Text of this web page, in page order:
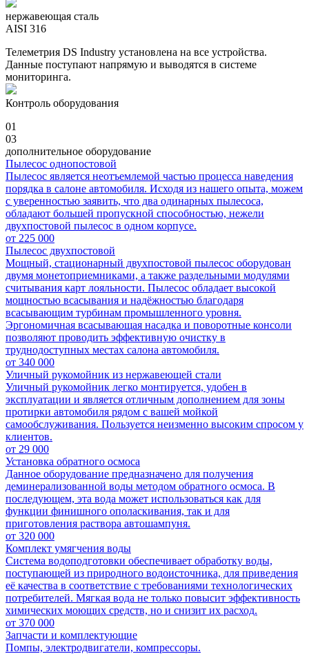
нержавеющая сталь
AISI 316
Телеметрия DS Industry установлена на все устройства.
Данные поступают напрямую и выводятся в системе
мониторинга.
Контроль оборудования
01
03
дополнительное оборудование
Пылесос однопостовой
Пылесос является неотъемлемой частью процесса наведения
порядка в салоне автомобиля. Исходя из нашего опыта, можем
с уверенностью заявить, что два одинарных пылесоса,
обладают большей пропускной способностью, нежели
двухпостовой пылесос в одном корпусе.
от 225 000
Пылесос двухпостовой
Мощный, стационарный двухпостовой пылесос оборудован
двумя монетоприемниками, а также раздельными модулями
считывания карт лояльности. Пылесос обладает высокой
мощностью всасывания и надёжностью благодаря
всасывающим турбинам промышленного уровня.
Эргономичная всасывающая насадка и поворотные консоли
позволяют проводить эффективную очистку в
труднодоступных местах салона автомобиля.
от 340 000
Уличный рукомойник из нержавеющей стали
Уличный рукомойник легко монтируется, удобен в
эксплуатации и является отличным дополнением для зоны
протирки автомобиля рядом с вашей мойкой
самообслуживания. Пользуется неизменно высоким спросом у
клиентов.
от 29 000
Установка обратного осмоса
Данное оборудование предназначено для получения
деминерализованной воды методом обратного осмоса. В
последующем, эта вода может использоваться как для
функции финишного ополаскивания, так и для
приготовления раствора автошампуня.
от 320 000
Комплект умягчения воды
Система водоподготовки обеспечивает обработку воды,
поступающей из природного водоисточника, для приведения
её качества в соответствие с требованиями технологических
потребителей. Мягкая вода не только повысит эффективность
химических моющих средств, но и снизит их расход.
от 370 000
Запчасти и комплектующие
Помпы, электродвигатели, компрессоры.